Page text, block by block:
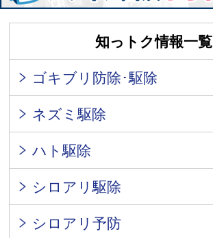
知っトク情報一覧
ゴキブリ防除･駆除
ネズミ駆除
ハト駆除
シロアリ駆除
シロアリ予防